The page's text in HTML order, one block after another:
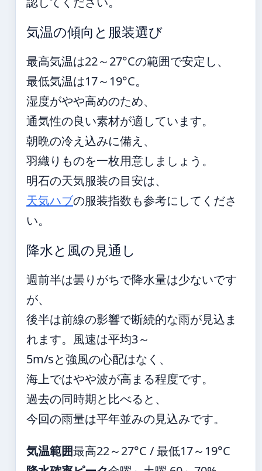
気温の傾向と服装選び
最高気温は22～27°Cの範囲で安定し、
最低気温は17～19°C。
湿度がやや高めのため、
通気性の良い素材が適しています。
朝晩の冷え込みに備え、
羽織りものを一枚用意しましょう。
明石の天気服装の目安は、
天気ハブの服装指数も参考にしてくださ
い。
降水と風の見通し
週前半は曇りがちで降水量は少ないです
が、
後半は前線の影響で断続的な雨が見込ま
れます。風速は平均3～
5m/sと強風の心配はなく、
海上ではやや波が高まる程度です。
過去の同時期と比べると、
今回の雨量は平年並みの見込みです。
気温範囲最高22～27°C / 最低17～19°C